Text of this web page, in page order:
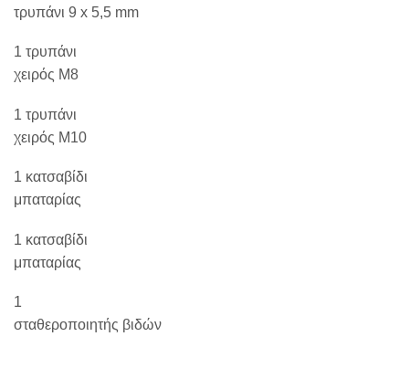
τρυπάνι 9 x 5,5 mm
1 τρυπάνι
χειρός M8
1 τρυπάνι
χειρός M10
1 κατσαβίδι
μπαταρίας
1 κατσαβίδι
μπαταρίας
1
σταθεροποιητής βιδών